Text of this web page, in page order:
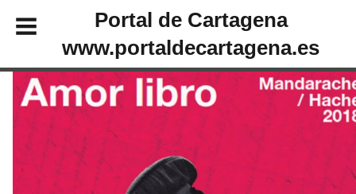
Portal de Cartagena
www.portaldecartagena.es